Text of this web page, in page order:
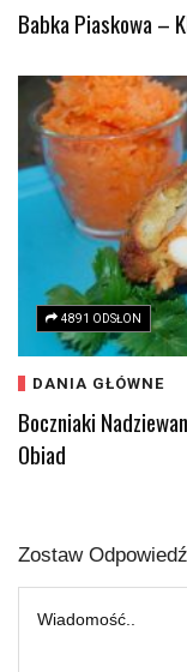
Babka Piaskowa –
4891 ODSŁON
DANIA GŁÓWNE
Boczniaki
Obiad
Zostaw Odpowiedź